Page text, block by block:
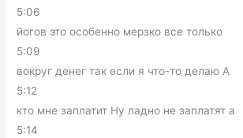
5:06
йогов это особенно мерзко все только
5:09
вокруг денег так если я что-то делаю А
5:12
кто мне заплатит Ну ладно не заплатят а
5:14